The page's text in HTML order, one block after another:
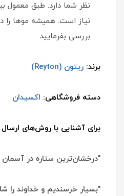
نیاز است. همیشه موها را
بررسی بفرمایید.
برند: ریتون (Reyton)
دسته فروشگاهی: اکسیدان
برای آشنایی با روش‌های ارسال
"درخشان‌ترین ستاره در آسمان
"بسیار خرسندیم و خداوند را